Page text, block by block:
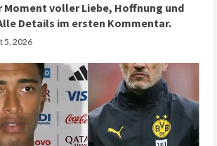
voller Liebe, Hoffnung und
Details im ersten Kommentar.
5, 2026